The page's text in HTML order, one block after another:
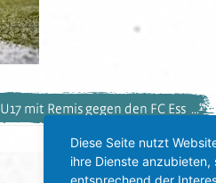
U17 mit Remis gegen den FC Ess ...“
Diese Seite nutzt
ihre Dienste
entsprechend der